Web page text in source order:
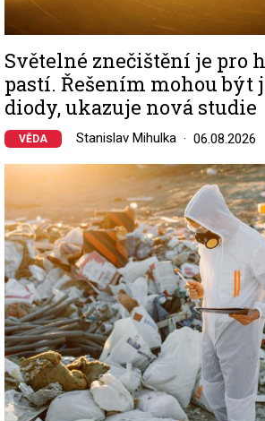
Světelné znečištění je pro
pastí. Řešením mohou být
diody, ukazuje nová studie
VĚDA Stanislav Mihulka 06.08.2026
Image